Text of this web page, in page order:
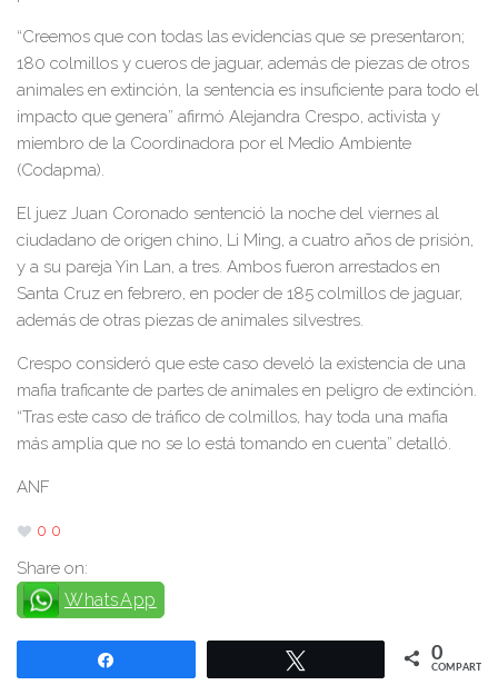
“Creemos que con todas las evidencias que se presentaron;
180 colmillos y cueros de jaguar, además de piezas de otros
animales en extinción, la sentencia es insuficiente para todo el
impacto que genera” afirmó Alejandra Crespo, activista y
miembro de la Coordinadora por el Medio Ambiente
(Codapma).
El juez Juan Coronado sentenció la noche del viernes al
ciudadano de origen chino, Li Ming, a cuatro años de prisión,
y a su pareja Yin Lan, a tres. Ambos fueron arrestados en
Santa Cruz en febrero, en poder de 185 colmillos de jaguar,
además de otras piezas de animales silvestres.
Crespo consideró que este caso develó la existencia de una
mafia traficante de partes de animales en peligro de extinción.
“Tras este caso de tráfico de colmillos, hay toda una mafia
más amplia que no se lo está tomando en cuenta” detalló.
ANF
0 0
Share on:
WhatsApp
0
COMPARTIR